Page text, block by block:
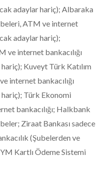
adaylar hariç); Albaraka
ATM ve internet
adaylar hariç);
ve internet bankacılığı
Kuveyt Türk Katılım
internet bankacılığı
Türk Ekonomi
bankacılığı; Halkbank
Ziraat Bankası sadece
(Şubelerden ve
Kartlı Ödeme Sistemi